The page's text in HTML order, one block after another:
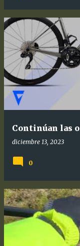
Continúan las
diciembre 13, 2023
0